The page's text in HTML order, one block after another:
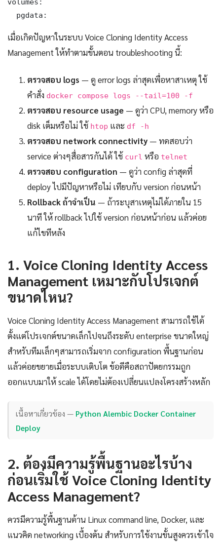
volumes:
  pgdata:
เมื่อเกิดปัญหาในระบบ Voice Cloning Identity Access
Management ให้ทำตามขั้นตอน troubleshooting นี้:
ตรวจสอบ logs — ดู error logs ล่าสุดเพื่อหาสาเหตุ ใช้
คำสั่ง docker compose logs --tail=100 -f
ตรวจสอบ resource usage — ดูว่า CPU, memory หรือ
disk เต็มหรือไม่ ใช้ htop และ df -h
ตรวจสอบ network connectivity — ทดสอบว่า
service ต่างๆสื่อสารกันได้ ใช้ curl หรือ telnet
ตรวจสอบ configuration — ดูว่า config ล่าสุดที่
deploy ไปมีปัญหาหรือไม่ เทียบกับ version ก่อนหน้า
Rollback ถ้าจำเป็น — ถ้าระบุสาเหตุไม่ได้ภายใน 15
นาที ให้ rollback ไปใช้ version ก่อนหน้าก่อน แล้วค่อย
แก้ไขทีหลัง
1. Voice Cloning Identity Access
Management เหมาะกับโปรเจกต์
ขนาดไหน?
Voice Cloning Identity Access Management สามารถใช้ได้
ตั้งแต่โปรเจกต์ขนาดเล็กไปจนถึงระดับ enterprise ขนาดใหญ่
สำหรับทีมเล็กๆสามารถเริ่มจาก configuration พื้นฐานก่อน
แล้วค่อยขยายเมื่อระบบเติบโต ข้อดีคือสถาปัตยกรรมถูก
ออกแบบมาให้ scale ได้โดยไม่ต้องเปลี่ยนแปลงโครงสร้างหลัก
เนื้อหาเกี่ยวข้อง — Python Alembic Docker Container
Deploy
2. ต้องมีความรู้พื้นฐานอะไรบ้าง
ก่อนเริ่มใช้ Voice Cloning Identity
Access Management?
ควรมีความรู้พื้นฐานด้าน Linux command line, Docker, และ
แนวคิด networking เบื้องต้น สำหรับการใช้งานขั้นสูงควรเข้าใจ